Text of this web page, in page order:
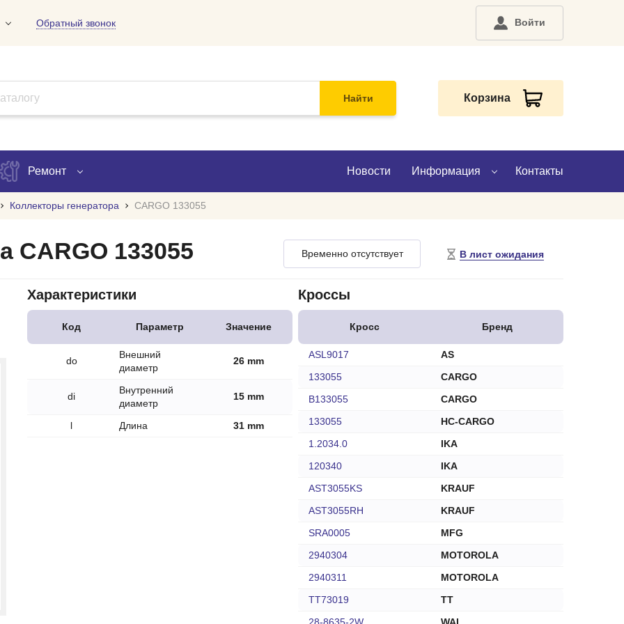
Обратный звонок Войти
Найти Корзина
Ремонт
Проверка ремонта
Новости Информация
Доставка
Контакты
Коллекторы генератора CARGO 133055
Временно отсутствует В лист ожидания
CARGO 133055
Характеристики
Код Параметр Значение
do
Внешний
диаметр
26 mm
di
Внутренний
диаметр
15 mm
l Длина 31 mm
Кроссы
Кросс Бренд
ASL9017
AS
133055
CARGO
B133055
CARGO
133055
HC-CARGO
1.2034.0
IKA
120340
IKA
AST3055KS
KRAUF
AST3055RH
KRAUF
SRA0005
MFG
2940304
MOTOROLA
2940311
MOTOROLA
TT73019
TT